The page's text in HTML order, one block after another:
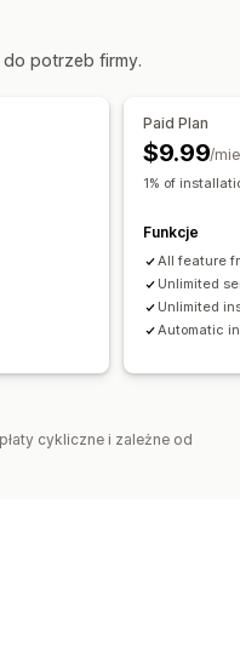
potrzeb firmy.
Paid Plan
$9.99/
1% of
Funkcje
All feature
Unlimited
Unlimited
Automatic
cykliczne i zależne od